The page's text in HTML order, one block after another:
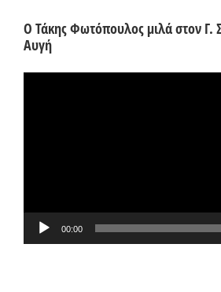
Ο Τάκης Φωτόπουλος μιλά στον Γ.
Αυγή
00:00